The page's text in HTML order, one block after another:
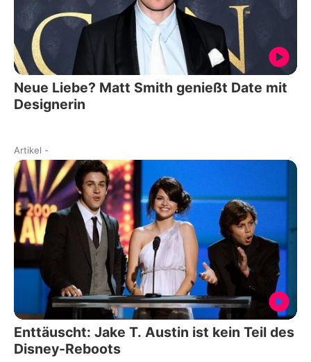
Neue Liebe? Matt Smith genießt Date mit
Designerin
Artikel -
Enttäuscht: Jake T. Austin ist kein Teil des
Disney-Reboots